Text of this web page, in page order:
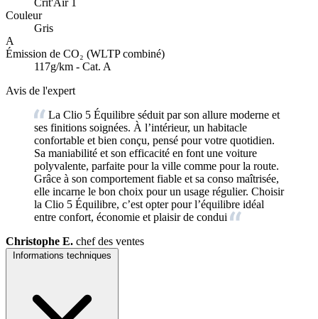
Crit'Air 1
Couleur
Gris
A
Émission de CO₂ (WLTP combiné)
117g/km - Cat. A
Avis de l'expert
La Clio 5 Équilibre séduit par son allure moderne et
ses finitions soignées. À l’intérieur, un habitacle
confortable et bien conçu, pensé pour votre quotidien.
Sa maniabilité et son efficacité en font une voiture
polyvalente, parfaite pour la ville comme pour la route.
Grâce à son comportement fiable et sa conso maîtrisée,
elle incarne le bon choix pour un usage régulier. Choisir
la Clio 5 Équilibre, c’est opter pour l’équilibre idéal
entre confort, économie et plaisir de condui
Christophe E. chef des ventes
Informations techniques